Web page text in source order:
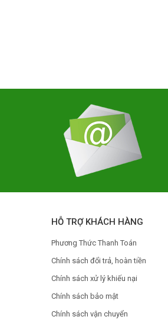
HỖ TRỢ KHÁCH HÀNG
Phương Thức Thanh Toán
Chính sách đổi trả, hoàn tiền
Chính sách xử lý khiếu nại
Chính sách bảo mật
Chính sách vận chuyển